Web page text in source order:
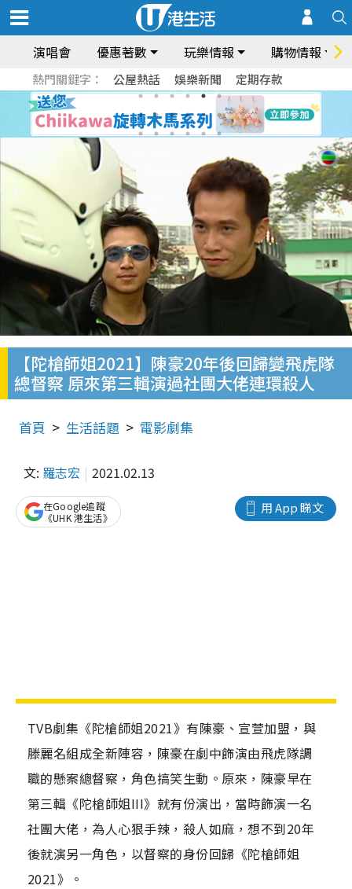
演唱會 優惠著數 玩樂情報 購物情報
熱門關鍵字： 公屋熱話 娛樂新聞 定期存款
【陀槍師姐2021】陳豪20年後回歸變飛虎隊
總督察 原來第三輯演過社團大佬連環殺人
首頁 生活話題 電影劇集
文: 羅志宏 2021.02.13
用 App 睇文
在Google追蹤
《UHK 港生活》
TVB劇集《陀槍師姐2021》有陳豪、宣萱加盟，與
滕麗名組成全新陣容，陳豪在劇中飾演由飛虎隊調
職的懸案總督察，角色搞笑生動。原來，陳豪早在
第三輯《陀槍師姐III》就有份演出，當時飾演一名
社團大佬，為人心狠手辣，殺人如麻，想不到20年
後就演另一角色，以督察的身份回歸《陀槍師姐
2021》。